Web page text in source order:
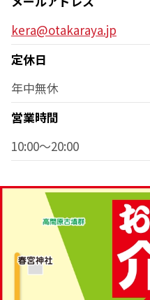
kera@otakaraya.jp
定休日
年中無休
営業時間
10:00～20:00